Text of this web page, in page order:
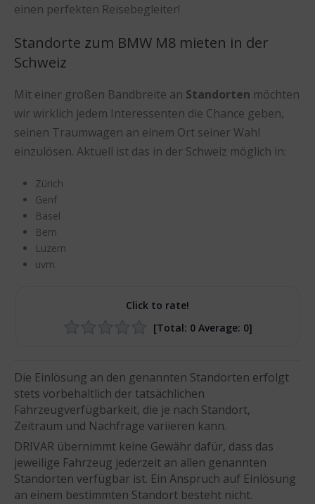
einen perfekten Reisebegleiter!
Standorte zum BMW M8 mieten in der
Schweiz
Mit einer großen Bandbreite an Standorten möchten
wir wirklich jedem Interessenten die Chance geben,
seinen Traumwagen an einem Ort seiner Wahl
einzulösen. Aktuell ist das in der Schweiz möglich in:
Zürich
Genf
Basel
Bern
Luzern
uvm.
Click to rate!
[Total: 0Average: 0]
Die Einlösung an den genannten Standorten erfolgt
stets vorbehaltlich der tatsächlichen
Fahrzeugverfügbarkeit, die je nach Standort,
Zeitraum und Nachfrage variieren kann.
DRIVAR übernimmt keine Gewähr dafür, dass das
jeweilige Fahrzeug jederzeit an allen genannten
Standorten verfügbar ist. Ein Anspruch auf Einlösung
an einem bestimmten Standort besteht nicht.